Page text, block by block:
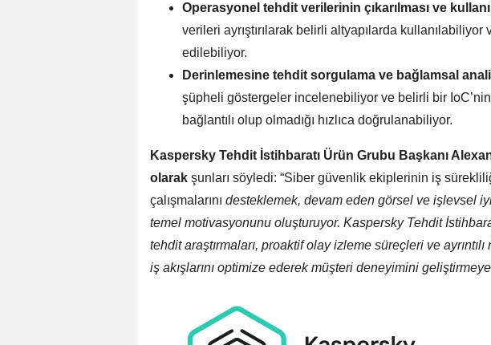
Operasyonel tehdit verilerinin çıkarılması ve
verileri ayrıştırılarak belirli altyapılarda
edilebiliyor.
Derinlemesine tehdit sorgulama ve bağlamsal
şüpheli göstergeler incelenebiliyor ve belirli bir
bağlantılı olup olmadığı hızlıca doğrulanabiliyor.
Kaspersky Tehdit İstihbaratı Ürün Grubu Başkanı
olarak şunları söyledi: “Siber güvenlik ekiplerinin iş
çalışmalarını desteklemek, devam eden görsel ve işlevsel
temel motivasyonunu oluşturuyor. Kaspersky Tehdit
tehdit araştırmaları, proaktif olay izleme süreçleri ve
iş akışlarını optimize ederek müşteri deneyimini